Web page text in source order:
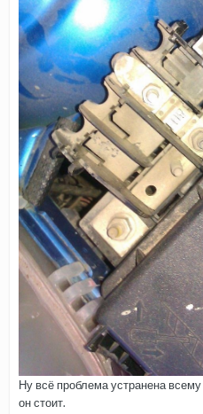
Ну всё проблема устранена
он стоит.